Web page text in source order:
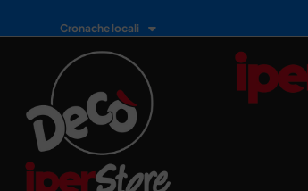
Cronache locali